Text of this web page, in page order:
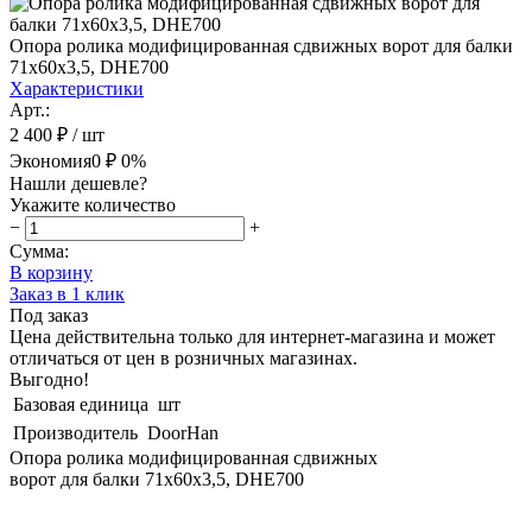
Опора ролика модифицированная сдвижных ворот для балки
71х60х3,5, DHE700
Характеристики
Арт.:
2 400 ₽ / шт
Экономия0 ₽ 0%
Нашли дешевле?
Укажите количество
−
+
Сумма:
В корзину
Заказ в 1 клик
Под заказ
Цена действительна только для интернет-магазина и может
отличаться от цен в розничных магазинах.
Выгодно!
Базовая единица шт
Производитель DoorHan
Опора ролика модифицированная сдвижных
ворот для балки 71х60х3,5, DHE700